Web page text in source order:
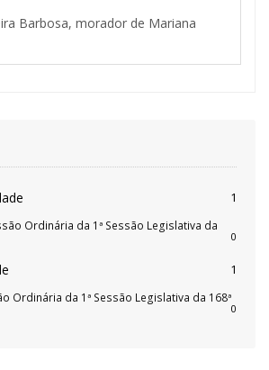
Barbosa, morador de Mariana
1
Ordinária da 1ª Sessão Legislativa da
0
1
Ordinária da 1ª Sessão Legislativa da 168ª
0